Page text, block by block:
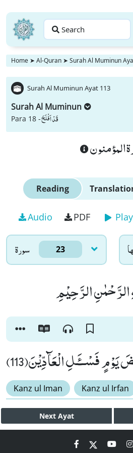
Search
Home ➤ Al-Quran ➤ Surah Al Muminun
Surah Al Muminun Ayat 113
Surah Al Muminun
Para 18 -قَدْ اَفْلَحَ
المؤمنون
Reading
Audio PDF Play
سورۃ 23
الرَّحْمٰنِ الرَّحِیْمِ
یَوْمٍ فَسْــٴَـلِ الْعَآدِّیْنَ(113)
Kanz ul Iman Kanz ul Irfan
Next Ayat